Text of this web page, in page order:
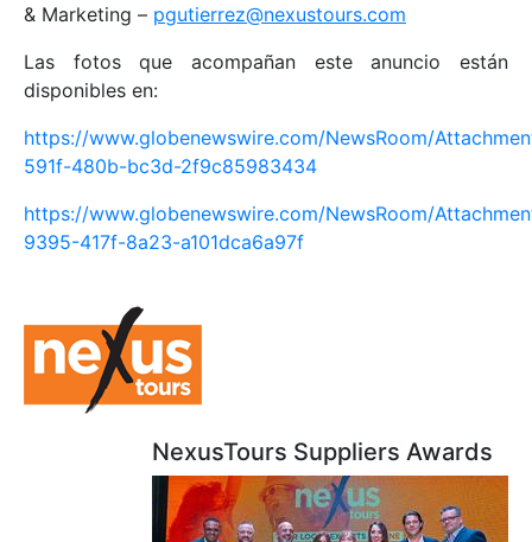
& Marketing – pgutierrez@nexustours.com
Las fotos que acompañan este anuncio están
disponibles en:
https://www.globenewswire.com/NewsRoom/
591f-480b-bc3d-2f9c85983434
https://www.globenewswire.com/NewsRoom/
9395-417f-8a23-a101dca6a97f
NexusTours Suppliers Awards